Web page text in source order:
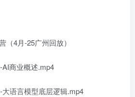
（4月-25广州回放）
AI商业概述.mp4
大语言模型底层逻辑.mp4